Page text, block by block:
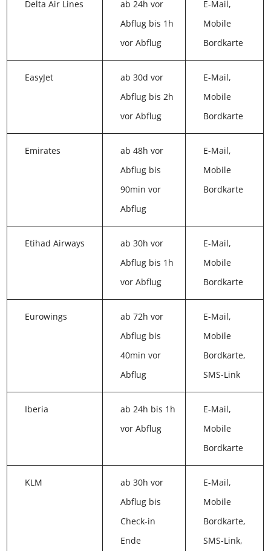
Delta Air Lines
ab 24h vor
Abflug bis 1h
vor Abflug
E-Mail,
Mobile
Bordkarte
EasyJet
ab 30d vor
Abflug bis 2h
vor Abflug
E-Mail,
Mobile
Bordkarte
Emirates
ab 48h vor
Abflug bis
90min vor
Abflug
E-Mail,
Mobile
Bordkarte
Etihad Airways
ab 30h vor
Abflug bis 1h
vor Abflug
E-Mail,
Mobile
Bordkarte
Eurowings
ab 72h vor
Abflug bis
40min vor
Abflug
E-Mail,
Mobile
Bordkarte,
SMS-Link
Iberia
ab 24h bis
1h vor
E-Mail,
Mobile
Bordkarte
KLM
ab 30h vor
Abflug bis
Check-in
Ende
E-Mail,
Mobile
Bordkarte,
SMS-Link,